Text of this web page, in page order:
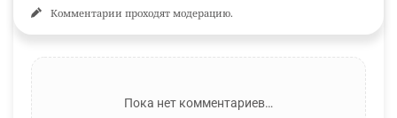
Комментарии проходят модерацию.
Пока нет комментариев…